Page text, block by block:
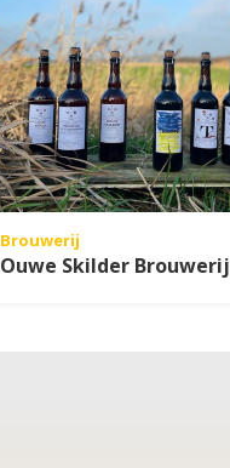
Brouwerij
Ouwe Skilder Brouwerij